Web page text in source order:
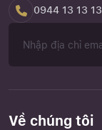
0944 13 13 13
Về chúng tôi